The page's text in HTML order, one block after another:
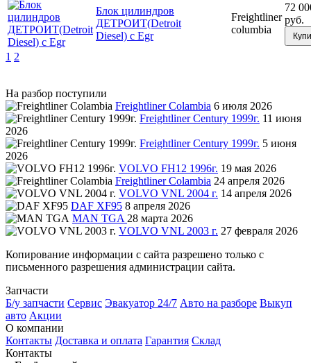
Блок цилиндров
ДЕТРОИТ(Detroit
Diesel) с Egr
Freightliner
columbia
72
руб.
1 2
На разбор поступили
Freightliner Colambia 6 июля 2026
Freightliner Century 1999г. 11 июня
2026
Freightliner Century 1999г. 5 июня
2026
VOLVO FH12 1996г. 19 мая 2026
Freightliner Colambia 24 апреля 2026
VOLVO VNL 2004 г. 14 апреля 2026
DAF XF95 8 апреля 2026
MAN TGA 28 марта 2026
VOLVO VNL 2003 г. 27 февраля 2026
Копирование информации с сайта разрешено только с
письменного разрешения администрации сайта.
Запчасти
Б/у запчасти Сервис Эвакуатор 24/7 Авто на разборе Выкуп
авто Акции
О компании
Контакты Доставка и оплата Гарантия Склад
Контакты